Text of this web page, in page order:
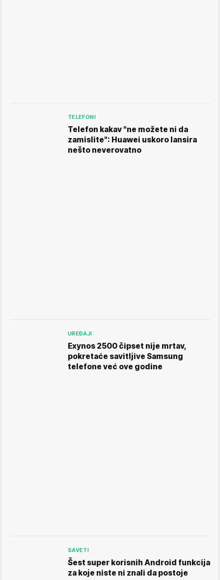
TELEFONI
Telefon kakav "ne možete ni da
zamislite": Huawei uskoro lansira
nešto neverovatno
UREĐAJI
Exynos 2500 čipset nije mrtav,
pokretaće savitljive Samsung
telefone već ove godine
SAVETI
Šest super korisnih Android funkcija
za koje niste ni znali da postoje